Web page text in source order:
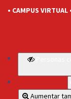
• CAMPUS VIRTUAL
Aumentar